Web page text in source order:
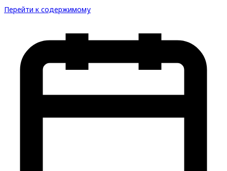
Перейти к содержимому